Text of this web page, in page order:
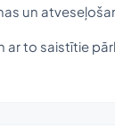
un
ar to saistītie